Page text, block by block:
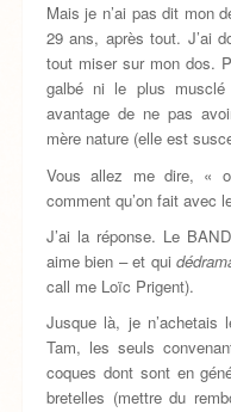
Mais je n’ai pas dit mon
29 ans, après tout. J’ai
tout miser sur mon dos.
galbé ni le plus musclé
avantage de ne pas
mère nature (elle est
Vous allez me dire, «
comment qu’on fait avec
J’ai la réponse. Le
aime bien – et qui
call me Loïc Prigent).
Jusque là, je n’achetais
Tam, les seuls
coques dont sont en
bretelles (mettre du